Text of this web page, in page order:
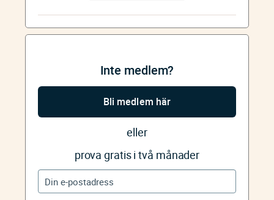
Inte medlem?
Bli medlem här
eller
prova gratis i två månader